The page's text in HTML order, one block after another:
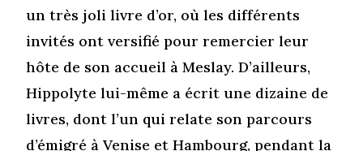
un très joli livre d’or, où les différents
invités ont versifié pour remercier leur
hôte de son accueil à Meslay. D’ailleurs,
Hippolyte lui-même a écrit une dizaine de
livres, dont l’un qui relate son parcours
d’émigré à Venise et Hambourg, pendant la